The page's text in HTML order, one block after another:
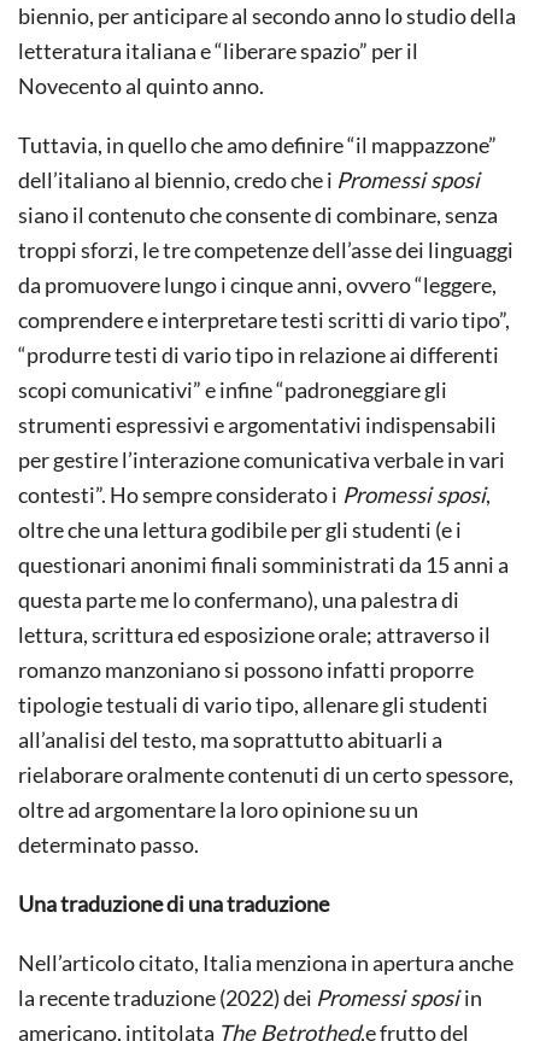
biennio, per anticipare al secondo anno lo studio della
letteratura italiana e “liberare spazio” per il
Novecento al quinto anno.
Tuttavia, in quello che amo definire “il mappazzone”
dell’italiano al biennio, credo che i Promessi sposi
siano il contenuto che consente di combinare, senza
troppi sforzi, le tre competenze dell’asse dei linguaggi
da promuovere lungo i cinque anni, ovvero “leggere,
comprendere e interpretare testi scritti di vario tipo”,
“produrre testi di vario tipo in relazione ai differenti
scopi comunicativi” e infine “padroneggiare gli
strumenti espressivi e argomentativi indispensabili
per gestire l’interazione comunicativa verbale in vari
contesti”. Ho sempre considerato i Promessi sposi,
oltre che una lettura godibile per gli studenti (e i
questionari anonimi finali somministrati da 15 anni a
questa parte me lo confermano), una palestra di
lettura, scrittura ed esposizione orale; attraverso il
romanzo manzoniano si possono infatti proporre
tipologie testuali di vario tipo, allenare gli studenti
all’analisi del testo, ma soprattutto abituarli a
rielaborare oralmente contenuti di un certo spessore,
oltre ad argomentare la loro opinione su un
determinato passo.
Una traduzione di una traduzione
Nell’articolo citato, Italia menziona in apertura anche
la recente traduzione (2022) dei Promessi sposiin
americano, intitolata The Betrothed,e frutto del